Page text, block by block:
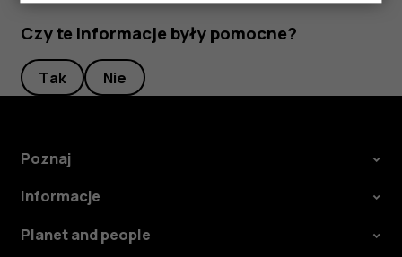
Czy te informacje były pomocne?
Tak Nie
Poznaj
Informacje
Planet and people